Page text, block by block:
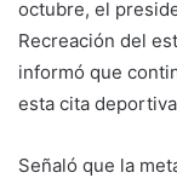
octubre, el
Recreación del
informó que
esta cita
Señaló que la